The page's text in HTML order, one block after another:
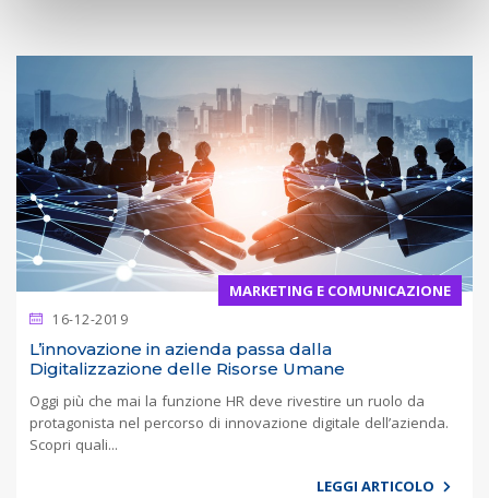
MARKETING E COMUNICAZIONE
16-12-2019
L’innovazione in azienda passa dalla
Digitalizzazione delle Risorse Umane
Oggi più che mai la funzione HR deve rivestire un ruolo da
protagonista nel percorso di innovazione digitale dell’azienda.
Scopri quali...
LEGGI ARTICOLO